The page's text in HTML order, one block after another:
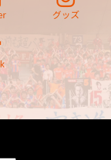
グッズ